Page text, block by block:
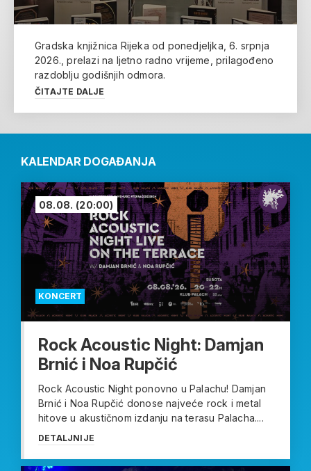
Gradska knjižnica Rijeka od ponedjeljka, 6. srpnja
2026., prelazi na ljetno radno vrijeme, prilagođeno
razdoblju godišnjih odmora.
ČITAJTE DALJE
KALENDAR DOGAĐANJA
KONCERT
08.08. (20:00)
Rock Acoustic Night: Damjan
Brnić i Noa Rupčić
Rock Acoustic Night ponovno u Palachu! Damjan
Brnić i Noa Rupčić donose najveće rock i metal
hitove u akustičnom izdanju na terasu Palacha....
DETALJNIJE